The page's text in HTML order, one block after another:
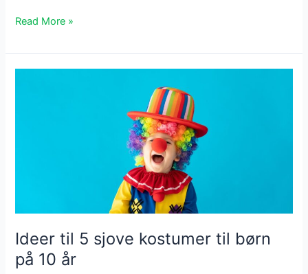
4
møbler
til
Read More »
Ideer til 5 sjove kostumer til børn
på 10 år